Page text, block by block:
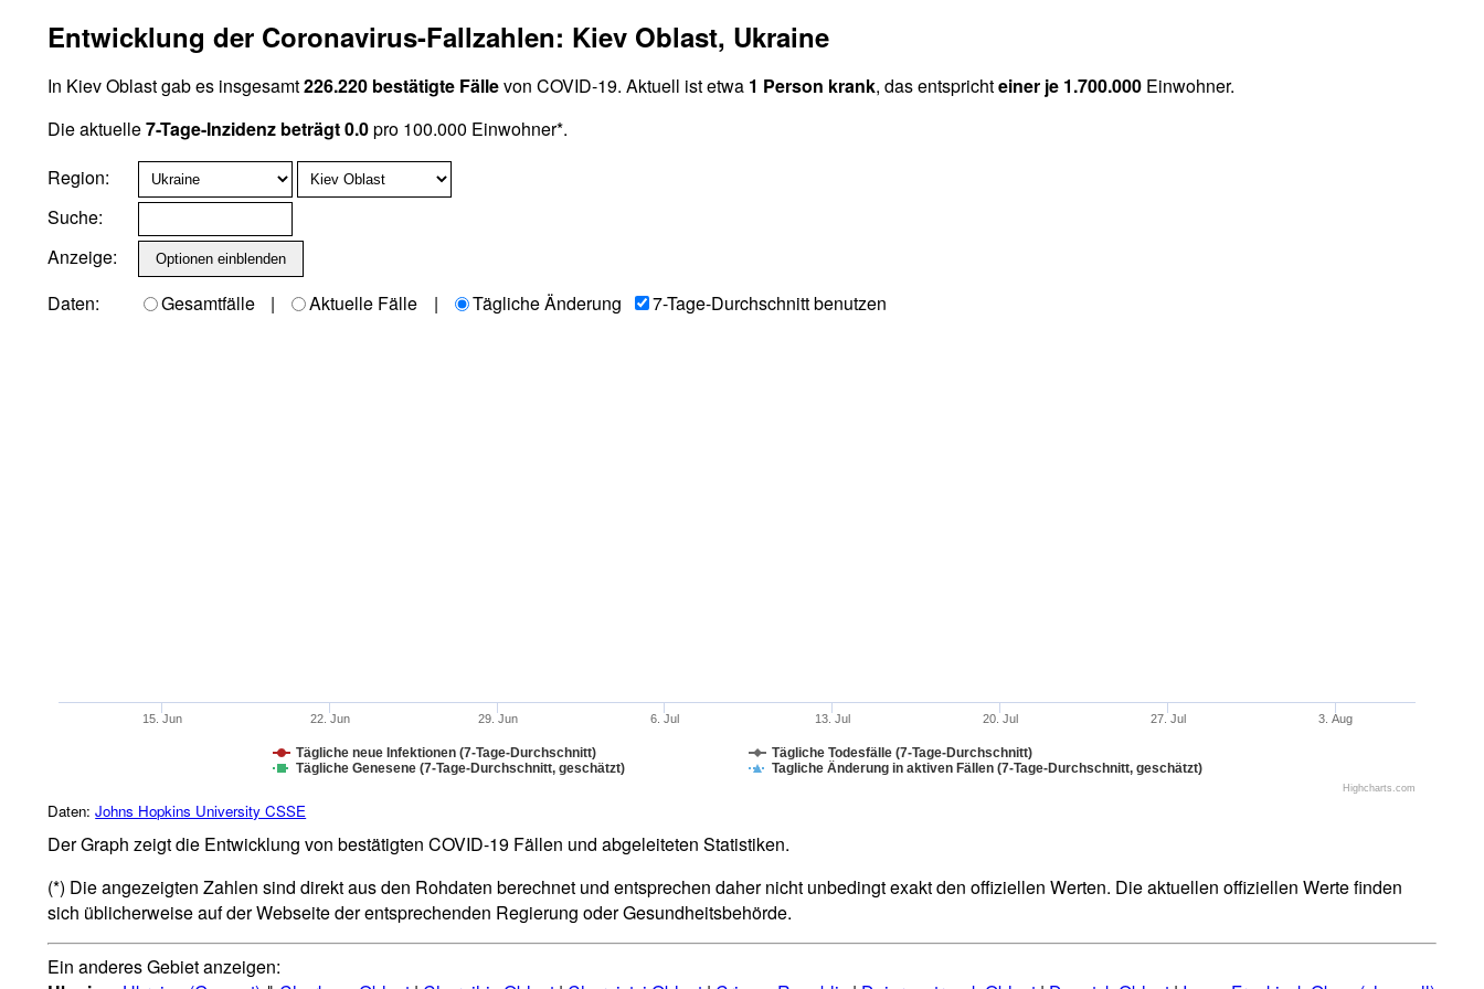
Entwicklung der Coronavirus-Fallzahlen: Kiev Oblast, Ukraine
In Kiev Oblast gab es insgesamt226.220 bestätigte Fällevon COVID-19. Aktuell ist etwa 1 Person krank, das entsprichteiner je 1.700.000 Einwohner.
Die aktuelle7-Tage-Inzidenz beträgt 0.0pro 100.000 Einwohner*.
Region:
Suche:
Anzeige:
Daten:
Gesamtfälle | Aktuelle Fälle | Tägliche Änderung 7-Tage-Durchschnitt benutzen
Tägliche neue Infektionen (7-Tage-Durchschnitt)
Tägliche Todesfälle (7-Tage-Durchschnitt)
Tägliche Genesene (7-Tage-Durchschnitt, geschätzt)
Tagliche Änderung in aktiven Fällen (7-Tage-Durchschnitt, geschätzt)
15. Jun 22. Jun 29. Jun 6. Jul 13. Jul 20. Jul 27. Jul 3. Aug
Highcharts.com
Daten:Johns Hopkins University CSSE
Der Graph zeigt die Entwicklung von bestätigten COVID-19 Fällen und abgeleiteten Statistiken.
(*) Die angezeigten Zahlen sind direkt aus den Rohdaten berechnet und entsprechen daher nicht unbedingt exakt den offiziellen Werten. Die aktuellen offiziellen Werte finden
sich üblicherweise auf der Webseite der entsprechenden Regierung oder Gesundheitsbehörde.
Ein anderes Gebiet anzeigen: